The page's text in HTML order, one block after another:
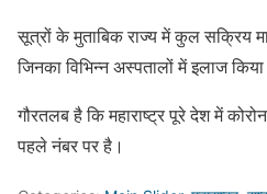
सूत्रों के मुताबिक राज्य में कुल सक्रिय
जिनका विभिन्न अस्पतालों में इलाज किया
गौरतलब है कि महाराष्ट्र पूरे देश में
पहले नंबर पर है।